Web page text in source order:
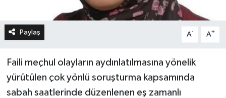
Paylaş A- A+
Faili meçhul olayların aydınlatılmasına yönelik
yürütülen çok yönlü soruşturma kapsamında
sabah saatlerinde düzenlenen eş zamanlı